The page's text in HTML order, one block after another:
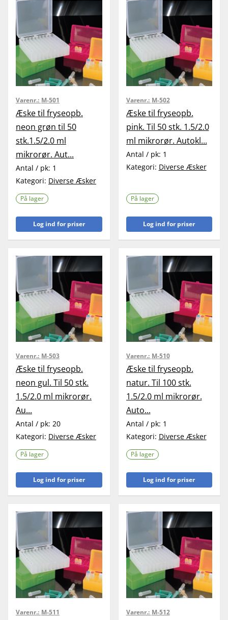
Varenr.: M-501
Æske til fryseopb.
neon grøn til 50
stk.1.5/2.0 ml
mikrorør. Aut...
Antal / pk: 1
Kategori: Diverse Æsker
På lager
Log ind for priser
Varenr.: M-502
Æske til fryseopb.
pink. Til 50 stk. 1.5/2.0
ml mikrorør. Autokl...
Antal / pk: 1
Kategori: Diverse Æsker
På lager
Log ind for priser
Varenr.: M-503
Æske til fryseopb.
neon gul. Til 50 stk.
1.5/2.0 ml mikrorør.
Au...
Antal / pk: 20
Kategori: Diverse Æsker
På lager
Log ind for priser
Varenr.: M-510
Æske til fryseopb.
natur. Til 100 stk.
1.5/2.0 ml mikrorør.
Auto...
Antal / pk: 1
Kategori: Diverse Æsker
På lager
Log ind for priser
Varenr.: M-511 Varenr.: M-512